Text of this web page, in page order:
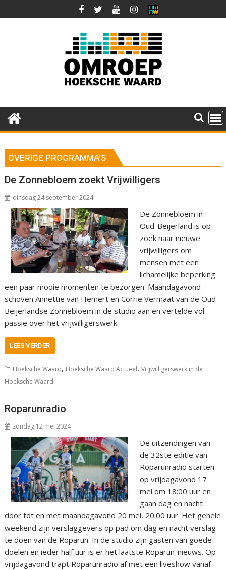
naar
OVERIGE PROGRAMMA’S
De Zonnebloem zoekt Vrijwilligers
dinsdag 24 september 2024
De Zonnebloem in
Oud-Beijerland is op
zoek naar nieuwe
vrijwilligers om
mensen met een
lichamelijke beperking
een paar mooie momenten te bezorgen. Maandagavond
schoven Annettie van Hemert en Corrie Vermaat van de Oud-
Beijerlandse Zonnebloem in de studio aan en vertelde vol
passie over het vrijwilligerswerk.
LEES VERDER
Hoeksche Waard, Hoeksche Waard Actueel,Vrijwilligerswerk in de
Hoeksche Waard
Roparunradio
zondag 12 mei 2024
De uitzendingen van
de 32ste editie van
Roparunradio starten
op vrijdagavond 17
mei om 18:00 uur en
gaan dag en nacht
door tot en met maandagavond 20 mei, 20:00 uur. Het gehele
weekend zijn verslaggevers op pad om dag en nacht verslag
te doen van de Roparun. In de studio zijn gasten van goede
doelen en ieder half uur is er het laatste Roparun-nieuws. Op
vrijdagavond trapt Roparunradio af met een liveshow vanaf